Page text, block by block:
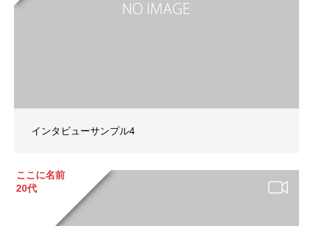
インタビューサンプル4
ここに名前
20代